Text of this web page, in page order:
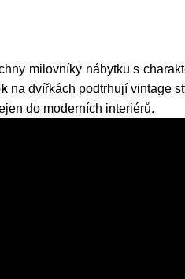
milovníky nábytku s
na dvířkách podtrhují vintage
do moderních interiérů.